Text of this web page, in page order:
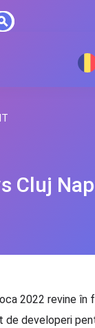
Cluj
2022 revine în
de developeri